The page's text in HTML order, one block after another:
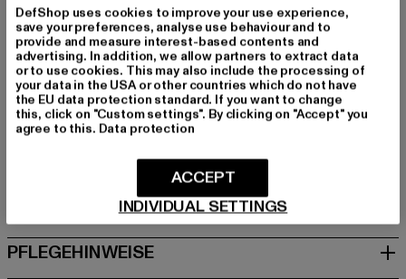
Hersteller Farbe: black
Materialzusammensetzung: 94% Polyester, 6% Elasthan
Art.Nr: TB3464-00007
Hersteller: TB International GmbH |info@tbint.de
Dr.-Robert-Murjahn-Straße 7 | 64372 Ober-Ramstadt |
GRÖSSE & PASSFORM
PFLEGEHINWEISE
DefShop uses cookies to improve your use experience,
save your preferences, analyse use behaviour and to
provide and measure interest-based contents and
advertising. In addition, we allow partners to extract data
or to use cookies. This may also include the processing of
your data in the USA or other countries which do not have
the EU data protection standard. If you want to change
this, click on "Custom settings". By clicking on "Accept" you
agree to this. Data protection
INDIVIDUAL SETTINGS
ACCEPT